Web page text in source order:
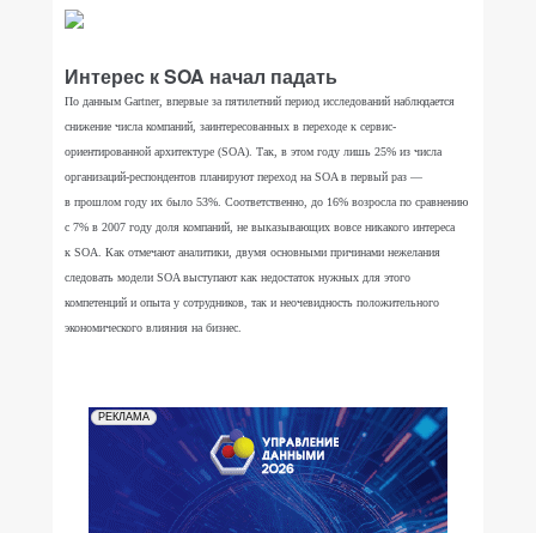
Интерес к SOA начал падать
По данным Gartner, впервые за пятилетний период исследований наблюдается
снижение числа компаний, заинтересованных в переходе к сервис-
ориентированной архитектуре (SOA). Так, в этом году лишь 25% из числа
организаций-респондентов планируют переход на SOA в первый раз —
в прошлом году их было 53%. Соответственно, до 16% возросла по сравнению
с 7% в 2007 году доля компаний, не выказывающих вовсе никакого интереса
к SOA. Как отмечают аналитики, двумя основными причинами нежелания
следовать модели SOA выступают как недостаток нужных для этого
компетенций и опыта у сотрудников, так и неочевидность положительного
экономического влияния на бизнес.
РЕКЛАМА